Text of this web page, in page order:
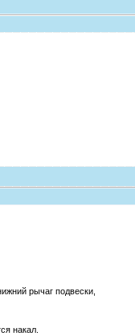
рычаг подвески,
накал.